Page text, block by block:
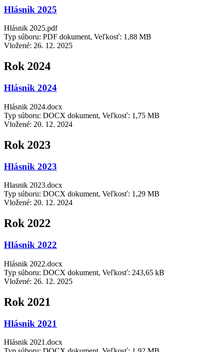
Hlásnik 2025
Hlásnik 2025.pdf
Typ súboru: PDF dokument, Veľkosť: 1,88 MB
Vložené: 26. 12. 2025
Rok 2024
Hlásnik 2024
Hlásnik 2024.docx
Typ súboru: DOCX dokument, Veľkosť: 1,75 MB
Vložené: 20. 12. 2024
Rok 2023
Hlásnik 2023
Hlasnik 2023.docx
Typ súboru: DOCX dokument, Veľkosť: 1,29 MB
Vložené: 20. 12. 2024
Rok 2022
Hlásnik 2022
Hlásnik 2022.docx
Typ súboru: DOCX dokument, Veľkosť: 243,65 kB
Vložené: 26. 12. 2025
Rok 2021
Hlásnik 2021
Hlásnik 2021.docx